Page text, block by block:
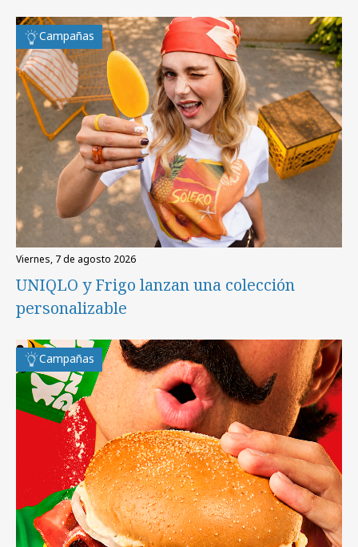
Campañas
viernes, 7 de agosto 2026
UNIQLO y Frigo lanzan una colección
personalizable
Campañas